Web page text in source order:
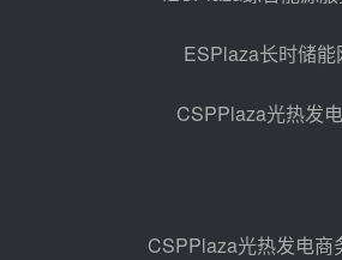
昊森机电中标
地100MW光
包项目熔盐介质
前天 08-05 17:09
前天 08-05 14:48
ESPlaza长时储能
CSPPlaza光热发
CSPPlaza光热发电商